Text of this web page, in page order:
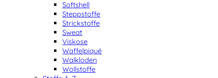
Softshell
Steppstoffe
Strickstoffe
Sweat
Viskose
Waffelpiqué
Walkloden
Wollstoffe